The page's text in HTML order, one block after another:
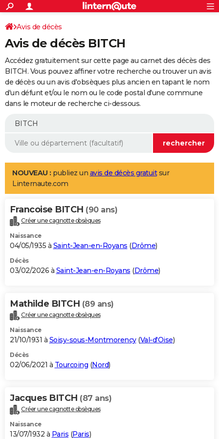
ACTUALITÉS
Politique
Société
Faits Divers
Education
Monde
Villes
+
SPORT
Coupe du monde 2026
Football
Tennis
Cyclisme
Rugby
Forum
Programme TV
TNT
Streaming
Cinéma
Sorties cinéma
Musique
+
FINANCE
Retraite
Impôts
Epargne
Immobilier
Risques naturels par ville
Banque
Assurance
Crédit
AUTO
Essais
Réserver un essai
Citadines
Berlines
SUV
Forum auto
+
Mobiles
Meilleur smartphone
Internet
Ordinateurs
Jeux vidéo
Guide high-tech
Aménagement intérieur
LIFESTYLE
Art de vivre
Bien-être
Loisirs
Mode
Modes de vie
Alimentation
Guide de la santé
Maladies
Médicaments
Sommeil
VOYAGE
Destinations
City break
Voyage nature
Voyage de noces
Forum
Climat
+PHOTO
GUIDES D'ACHAT
BONS PLANS
Carte de Noël
Carte Bonne année
Carte Saint-Valentin
Carte Pâques
Carte d'anniversaire
DICTIONNAIRE
Dictionnaire
Biographies
Citations
Expressions
Proverbes
PROGRAMME TV
S'inscrire
Se connecter
Lycées
Collèges
Primaires
Universités
Entreprises
Service militaire
Avis de recherche
AVIS DE DÉCÈS
Bricolage
Lifestyle
Culture
Sport
Auto
Television
Voyage
Cinema
Avis de décès
Avis de décès BITCH
Accédez gratuitement sur cette page au carnet des décès des
BITCH. Vous pouvez affiner votre recherche ou trouver un avis
de décès ou un avis d'obsèques plus ancien en tapant le nom
d'un défunt et/ou le nom ou le code postal d'une commune
dans le moteur de recherche ci-dessous.
NOUVEAU : publiez un avis de décès gratuitsur
Linternaute.com
Francoise BITCH (90 ans)
Créer une cagnotte obsèques
Naissance
04/05/1935 à Saint-Jean-en-Royans (Drôme)
Décès
03/02/2026 à Saint-Jean-en-Royans (Drôme)
Mathilde BITCH (89 ans)
Créer une cagnotte obsèques
Naissance
21/10/1931 à Soisy-sous-Montmorency(Val-d'Oise)
Décès
02/06/2021 à Tourcoing (Nord)
Jacques BITCH (87 ans)
Créer une cagnotte obsèques
Naissance
13/07/1932 à Paris (Paris)